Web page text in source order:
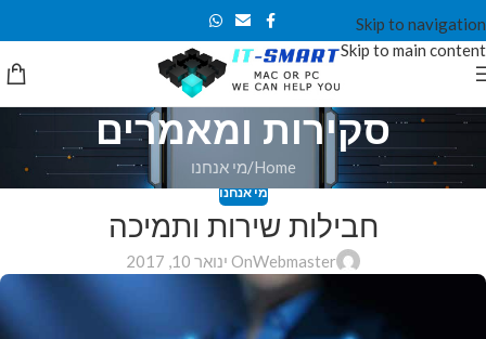
Skip to navigation
Skip to main content
סקירות ומאמרים
Home מי אנחנו
מי אנחנו
חבילות שירות ותמיכה
WebmasterOn ינואר 10, 2017